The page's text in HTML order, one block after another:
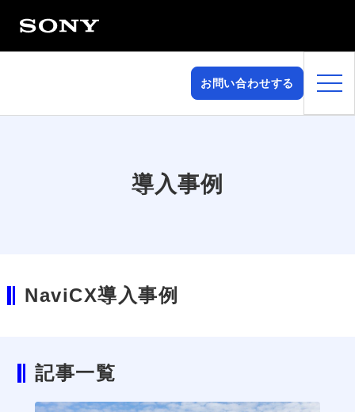
お問い合わせする
導入事例
NaviCX導入事例
記事一覧